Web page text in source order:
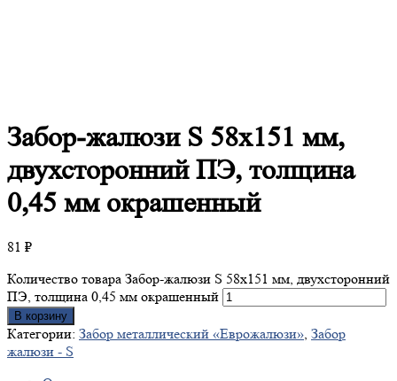
Забор-жалюзиS 58х151 мм,
двухсторонний ПЭ, толщина
0,45 мм окрашенный
81 ₽
Количество товара Забор-жалюзи S 58х151 мм, двухсторонний
ПЭ, толщина 0,45 мм окрашенный
В корзину
Категории: Забор металлический «Еврожалюзи», Забор
жалюзи - S